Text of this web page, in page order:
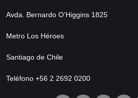
Avda. Bernardo O’Higgins 1825
Metro Los Héroes
Santiago de Chile
Teléfono +56 2 2692 0200